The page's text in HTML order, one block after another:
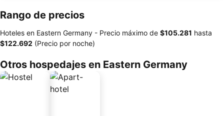
Rango de precios
Hoteles en Eastern Germany - Precio máximo de ‎$105.281 hasta
‎$122.692 (Precio por noche)
Otros hospedajes en Eastern Germany